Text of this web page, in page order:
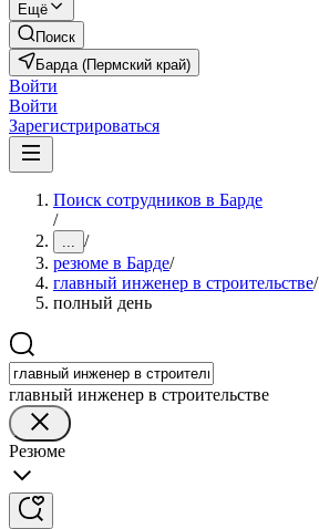
Ещё
Поиск
Барда (Пермский край)
Войти
Войти
Зарегистрироваться
Поиск сотрудников в Барде
/
... /
резюме в Барде/
главный инженер в строительстве/
полный день
главный инженер в строительстве
Резюме